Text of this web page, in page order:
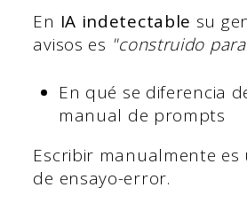
En IA indetectable su
avisos es "construido
En qué se diferencia
manual de prompts
Escribir manualmente es
de ensayo-error.